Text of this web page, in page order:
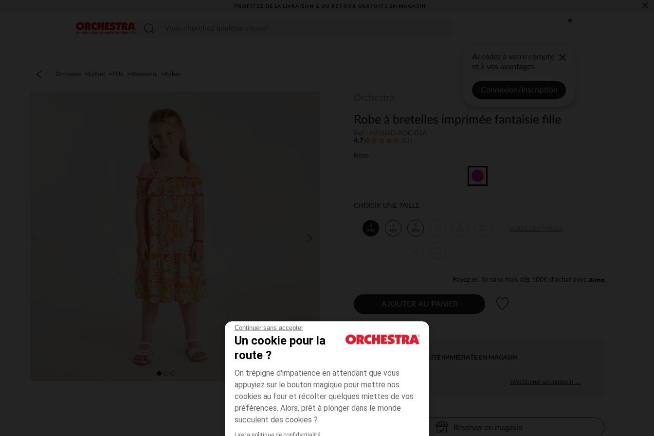
Continuer sans accepter
Un cookie pour la
route ?
On trépigne d'impatience en attendant que vous
appuyiez sur le bouton magique pour mettre nos
cookies au four et récolter quelques miettes de vos
préférences. Alors, prêt à plonger dans le monde
succulent des cookies ?
PROFITEZ DE LA LIVRAISON & DU RETOUR GRATUITS EN MAGASIN​ ×
Menu
Accédez à votre compte
et à vos avantages
Connexion/Inscription
Orchestra Enfant Fille Vêtements Robes
Robe à bretelles imprimée fantaisie fille
4.7
Rose
CHOISIR UNE TAILLE
3
ans
4
ans
5
ans
Payez en 3x sans frais dès 100€ d'achat avec
AJOUTER AU PANIER
DISPONIBILITÉ IMMÉDIATE EN MAGASIN
sélectionner un magasin →
Réserver en magasin